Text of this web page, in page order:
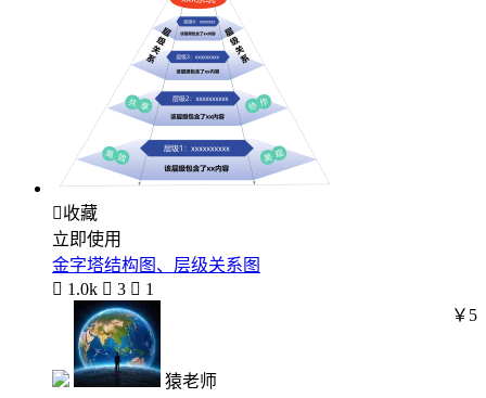
收藏
立即使用
金字塔结构图、层级关系图
 1.0k  3  1
猿老师
￥5